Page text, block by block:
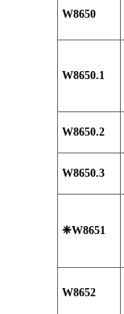
W8650
W8650.1
W8650.2
W8650.3
❈W8651
W8652